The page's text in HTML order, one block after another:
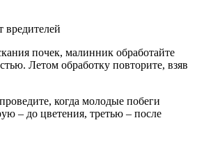
почек, малинник обработайте
Летом обработку повторите, взяв
когда молодые побеги
– до цветения, третью – после